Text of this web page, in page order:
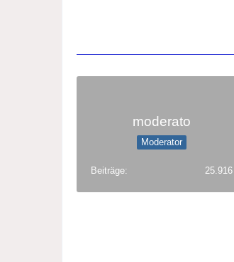
moderato
Moderator
Beiträge 25.916